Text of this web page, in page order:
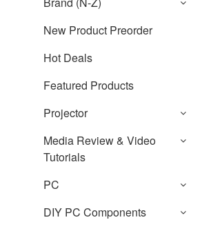
New Product Preorder
Hot Deals
Featured Products
Projector
Media Review & Video
Tutorials
PC
DIY PC Components